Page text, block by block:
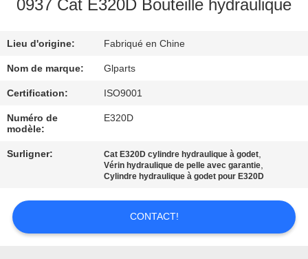
VISITE
DE
L'USINE
CONTRÔLE
LA
QUALITÉ
0937 Cat E320D Bouteille hydraulique
Lieu d'origine: Fabriqué en Chine
Nom de marque: Glparts
Certification: ISO9001
Numéro de
modèle:
E320D
Surligner: Cat E320D cylindre hydraulique à godet,
Vérin hydraulique de pelle avec garantie,
Cylindre hydraulique à godet pour E320D
CONTACT!